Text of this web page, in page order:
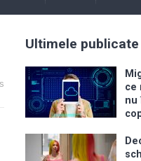
Ultimele publicate
ce
nu